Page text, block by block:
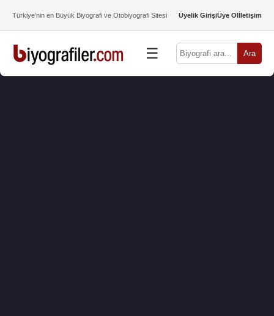
Türkiye’nin en Büyük Biyografi ve Otobiyografi Sitesi Üyelik GirişiÜye Olİletişim
☰ Ara